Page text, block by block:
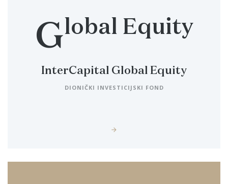
Global Equity
InterCapital Global Equity
DIONIČKI INVESTICIJSKI FOND